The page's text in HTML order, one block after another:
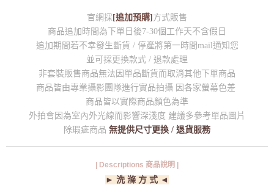
官網採[追加預購]方式販售
商品追加時間為下單日後7-30個工作天不含假日
追加期間若不幸發生斷貨 / 停產將第一時間mail通知您
並可採更換款式 / 退款處理
非套裝販售商品無法因單品斷貨而取消其他下單商品
商品皆由專業攝影團隊進行實品拍攝 因各家螢幕色差
商品皆以實際商品顏色為準
外拍會因為室內外光線而影響深淺度 建議多參考單品圖片
除瑕疵商品 無提供尺寸更換 / 退貨服務
| Descriptions 商品說明 |
► 洗 滌 方 式 ◄